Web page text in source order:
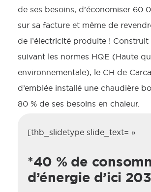
de ses besoins, d’économiser 60
sur sa facture et même de
de l’électricité produite ! Construit
suivant les normes HQE (Haute
environnementale), le CH de
d’emblée installé une chaudière
80 % de ses besoins en chaleur.
[thb_slidetype slide_text= »
*40 % de
d’énergie d’ici